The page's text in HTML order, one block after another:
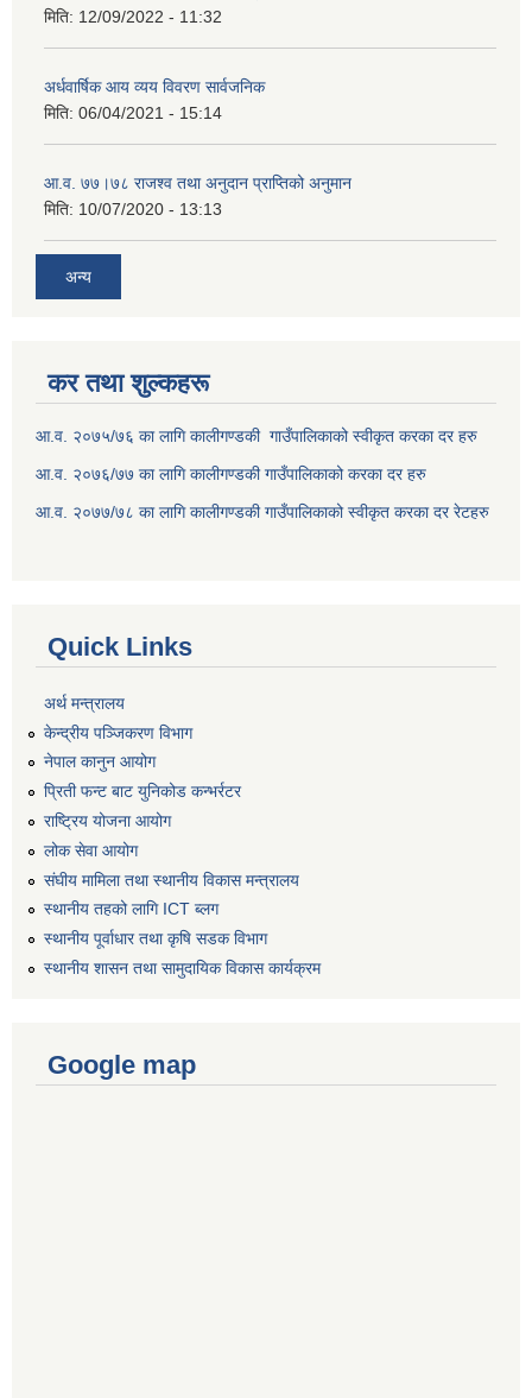
मिति: 12/09/2022 - 11:32
अर्धवार्षिक आय व्यय विवरण सार्वजनिक
मिति: 06/04/2021 - 15:14
आ.व. ७७।७८ राजश्व तथा अनुदान प्राप्तिको अनुमान
मिति: 10/07/2020 - 13:13
अन्य
कर तथा शुल्कहरू
आ.व. २०७५/७६ का लागि कालीगण्डकी गाउँपालिकाको स्वीकृत करका दर हरु
आ.व. २०७६/७७ का लागि कालीगण्डकी गाउँपालिकाको करका दर हरु
आ.व. २०७७/७८ का लागि कालीगण्डकी गाउँपालिकाको स्वीकृत करका दर रेटहरु
Quick Links
अर्थ मन्त्रालय
केन्द्रीय पञ्जिकरण विभाग
नेपाल कानुन आयोग
प्रिती फन्ट बाट युनिकोड कन्भर्रटर
राष्ट्रिय योजना आयोग
लोक सेवा आयोग
संघीय मामिला तथा स्थानीय विकास मन्त्रालय
स्थानीय तहको लागि ICT ब्लग
स्थानीय पूर्वाधार तथा कृषि सडक विभाग
स्थानीय शासन तथा सामुदायिक विकास कार्यक्रम
Google map